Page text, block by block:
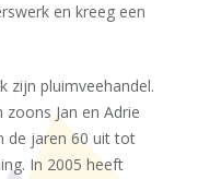
en kreeg een
zijn pluimveehandel.
Jan en Adrie
de jaren 60 uit tot
In 2005 heeft